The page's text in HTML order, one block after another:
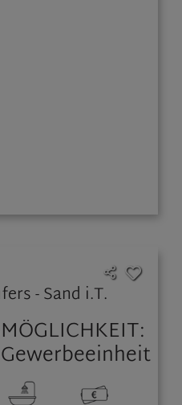
- Sand i.T.